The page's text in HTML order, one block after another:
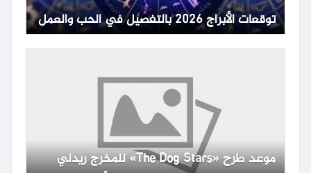
توقعات الأبراج 2026 بالتفصيل في الحب والعمل
موعد طرح «The Dog Stars» للمخرج ريدلي